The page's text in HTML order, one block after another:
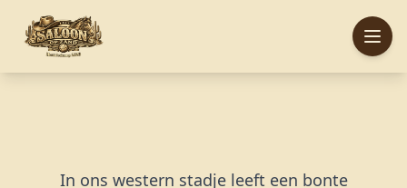
In ons western stadje leeft een bonte